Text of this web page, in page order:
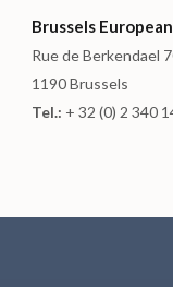
Brussels
Rue de Berkendael
1190 Brussels
Tel.: + 32 (0) 2 340